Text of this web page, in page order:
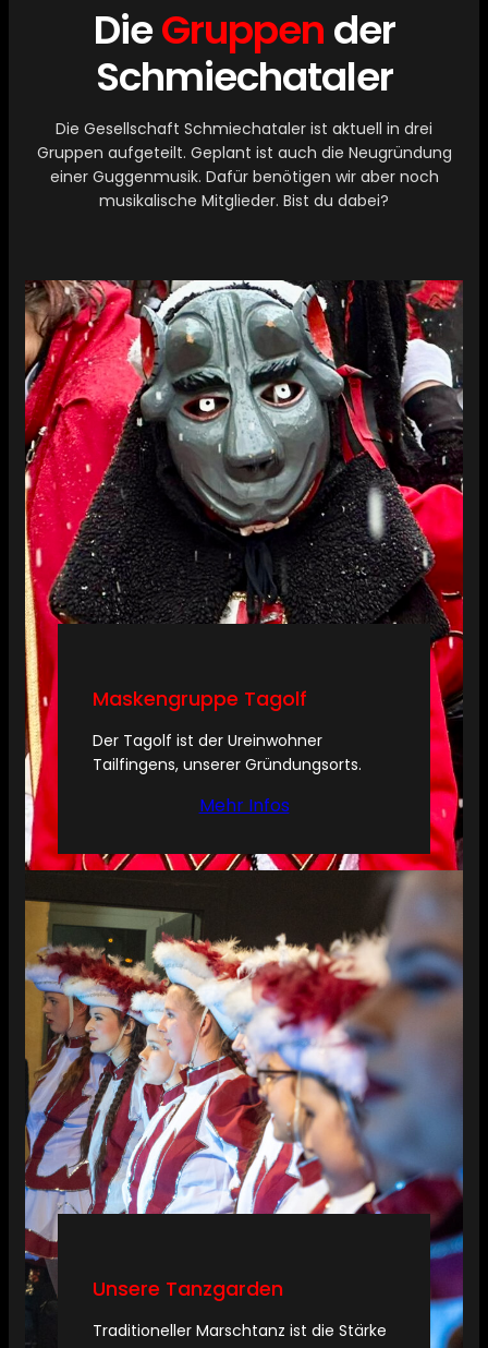
DieGruppender
Schmiechataler
Die Gesellschaft Schmiechataler ist aktuell in drei
Gruppen aufgeteilt. Geplant ist auch die Neugründung
einer Guggenmusik. Dafür benötigen wir aber noch
musikalische Mitglieder. Bist du dabei?
Maskengruppe Tagolf
Der Tagolf ist der Ureinwohner
Tailfingens, unserer Gründungsorts.
Mehr Infos
Unsere Tanzgarden
Traditioneller Marschtanz ist die Stärke